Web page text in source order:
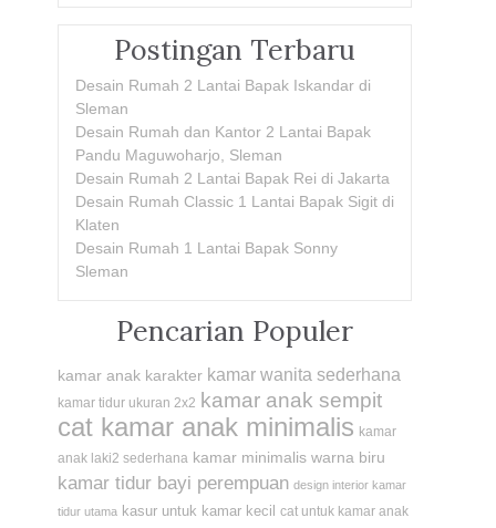
Postingan Terbaru
Desain Rumah 2 Lantai Bapak Iskandar di
Sleman
Desain Rumah dan Kantor 2 Lantai Bapak
Pandu Maguwoharjo, Sleman
Desain Rumah 2 Lantai Bapak Rei di Jakarta
Desain Rumah Classic 1 Lantai Bapak Sigit di
Klaten
Desain Rumah 1 Lantai Bapak Sonny
Sleman
Pencarian Populer
kamar anak karakter kamar wanita sederhana
kamar tidur ukuran 2x2 kamar anak sempit
cat kamar anak minimalis kamar
anak laki2 sederhana kamar minimalis warna biru
kamar tidur bayi perempuan design interior kamar
tidur utama kasur untuk kamar kecil cat untuk kamar anak